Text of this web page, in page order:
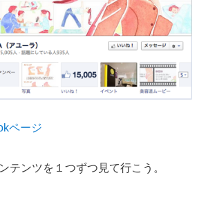
ページ
テンツを１つずつ見て行こう。